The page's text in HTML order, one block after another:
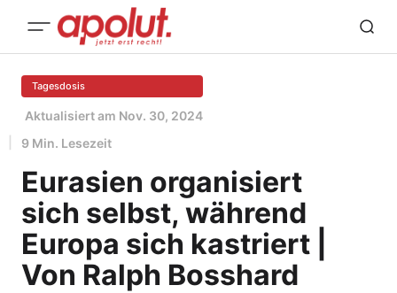
Tagesdosis
Aktualisiert am Nov. 30, 2024
9 Min. Lesezeit
Eurasien organisiert
sich selbst, während
Europa sich kastriert |
Von Ralph Bosshard